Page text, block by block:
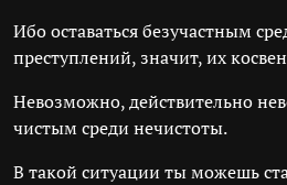
Ибо оставаться безучастным
преступлений, значит, их
Невозможно, действительно
чистым среди нечистоты.
В такой ситуации ты можешь